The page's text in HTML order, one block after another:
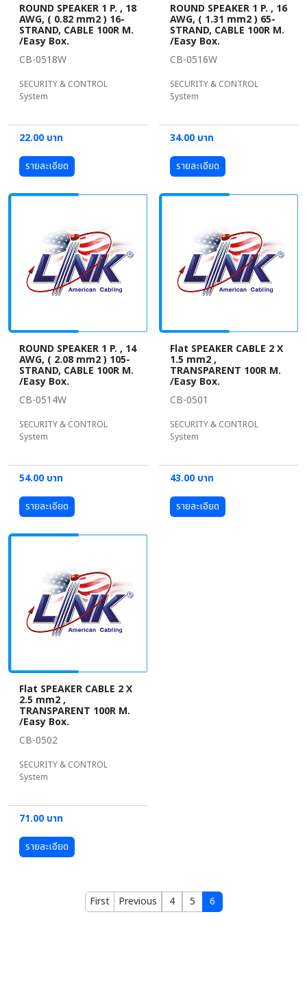
ROUND SPEAKER 1 P. , 18
AWG, ( 0.82 mm2 ) 16-
STRAND, CABLE 100R M.
/Easy Box.
CB-0518W
SECURITY & CONTROL
System
22.00 บาท
รายละเอียด
ROUND SPEAKER 1 P. , 16
AWG, ( 1.31 mm2 ) 65-
STRAND, CABLE 100R M.
/Easy Box.
CB-0516W
SECURITY & CONTROL
System
34.00 บาท
รายละเอียด
ROUND SPEAKER 1 P. , 14
AWG, ( 2.08 mm2 ) 105-
STRAND, CABLE 100R M.
/Easy Box.
CB-0514W
SECURITY & CONTROL
System
54.00 บาท
รายละเอียด
Flat SPEAKER CABLE 2 X
1.5 mm2 ,
TRANSPARENT 100R M.
/Easy Box.
CB-0501
SECURITY & CONTROL
System
43.00 บาท
รายละเอียด
Flat SPEAKER CABLE 2 X
2.5 mm2 ,
TRANSPARENT 100R M.
/Easy Box.
CB-0502
SECURITY & CONTROL
System
71.00 บาท
รายละเอียด
First Previous 4 5 6